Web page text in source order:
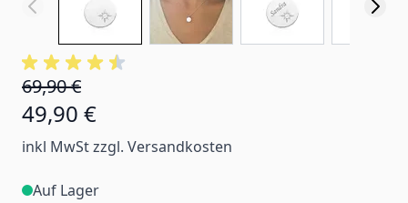
69,90 €
49,90 €
inkl MwSt zzgl. Versandkosten
Auf Lager